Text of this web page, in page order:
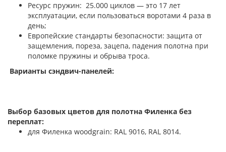
Ресурс пружин: 25.000 циклов — это 17 лет
эксплуатации, если пользоваться воротами 4 раза в
день;
Европейские стандарты безопасности: защита от
защемления, пореза, зацепа, падения полотна при
поломке пружины и обрыва троса.
Варианты сэндвич-панелей:
Выбор базовых цветов для полотна Филенка без
переплат:
для Филенка woodgrain: RAL 9016, RAL 8014.